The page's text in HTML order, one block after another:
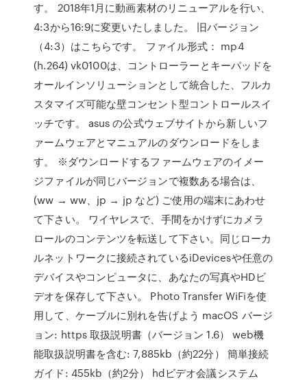
す。 2018年1月に動画素材のリニューアルを行い、
4:3から16:9に変更いたしました。 旧バージョン
（4:3）はこちらです。 ファイル形式： mp4
(h.264) vk0100は、コントローラーとキーパッドを
オールインソリューションとして統合した、フルカ
スタマイズ可能な壁コンセント型コントロールスイ
ッチです。 asus の公式ウェブサイトから新しいフ
ァームウェアとマニュアルのダウンロードをしま
す。 ※ダウンロードするファームウェアのイメー
ジファイルが同じバージョンで複数ある場合は、
(ww → ww、jp → jp など) ご使用の端末にあわせ
て下さい。 ‎ワイヤレスで、手間をかけずにカメラ
ロールのコンテンツを転送して下さい。同じローカ
ルネットワークに接続されているiDevicesや任意の
デバイスやコンピュータに、あなたの写真やHDビ
デオを保存して下さい。 Photo Transfer WiFiを使
用して、ケーブルに別れを告げよう macOS バージ
ョン: https 取扱説明書（バージョン 1.6） web機
能取扱説明書を含む: 7,885kb（約22分） 簡単接続
ガイド: 455kb（約2分） hdビデオ会議システム